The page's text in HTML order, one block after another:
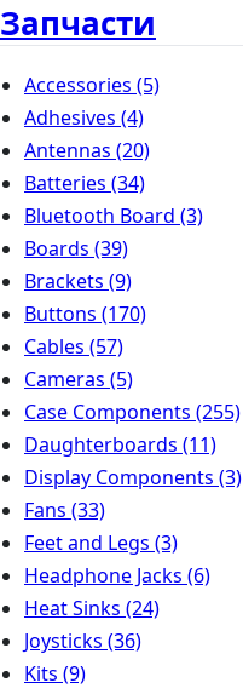
Запчасти
Accessories (5)
Adhesives (4)
Antennas (20)
Batteries (34)
Bluetooth Board (3)
Boards (39)
Brackets (9)
Buttons (170)
Cables (57)
Cameras (5)
Case Components (255)
Daughterboards (11)
Display Components (3)
Fans (33)
Feet and Legs (3)
Headphone Jacks (6)
Heat Sinks (24)
Joysticks (36)
Kits (9)